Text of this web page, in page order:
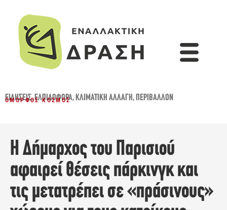
ΕΙΔΉΣΕΙΣ,ΕΛΠΙΔΟΦΌΡΑ,ΚΛΙΜΑΤΙΚΉ ΑΛΛΑΓΉ,ΠΕΡΙΒΆΛΛΟΝ
ΌΜΟΡΦΟΣ ΚΌΣΜΟΣ
Η Δήμαρχος του Παρισιού
αφαιρεί θέσεις πάρκινγκ και
τις μετατρέπει σε «πράσινους»